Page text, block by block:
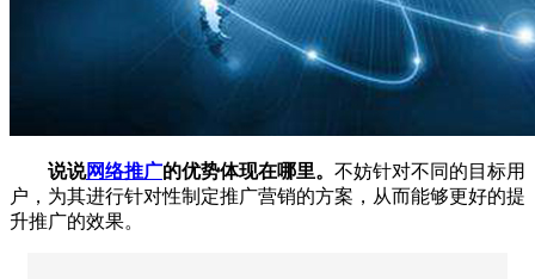
说说网络推广的优势体现在哪里。 不妨针对不同的目标用
户，为其进行针对性制定推广营销的方案，从而能够更好的提
升推广的效果。